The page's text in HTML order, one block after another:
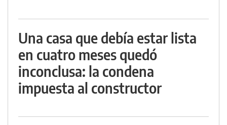
Una casa que debía estar lista
en cuatro meses quedó
inconclusa: la condena
impuesta al constructor